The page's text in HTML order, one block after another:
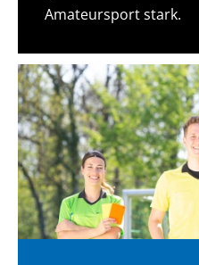
Amateursport stark.